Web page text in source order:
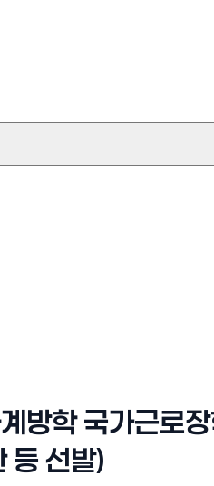
방학 국가근로장
등 선발)